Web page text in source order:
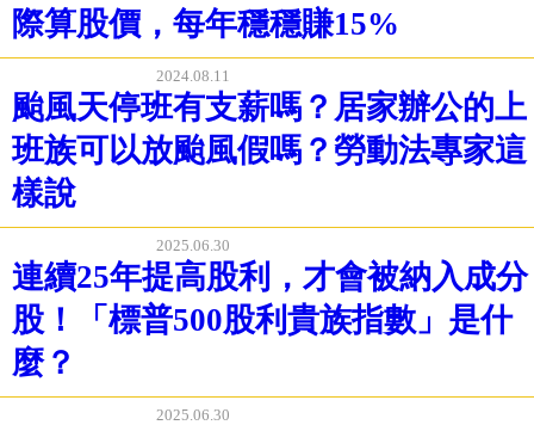
際算股價，每年穩穩賺15%
2024.08.11
颱風天停班有支薪嗎？居家辦公的上
班族可以放颱風假嗎？勞動法專家這
樣說
2025.06.30
連續25年提高股利，才會被納入成分
股！「標普500股利貴族指數」是什
麼？
2025.06.30